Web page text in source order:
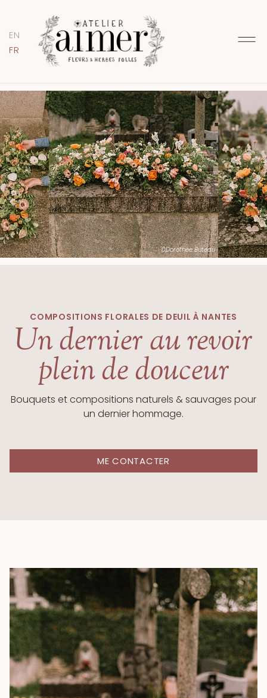
EN
FR
©Dorothée Buteau
COMPOSITIONS FLORALES DE DEUIL À NANTES
Un dernier au revoir
plein de douceur
Bouquets et compositions naturels & sauvages pour
un dernier hommage.
ME CONTACTER